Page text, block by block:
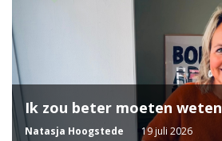
Ik zou beter moeten weten
Natasja Hoogstede 19 juli 2026